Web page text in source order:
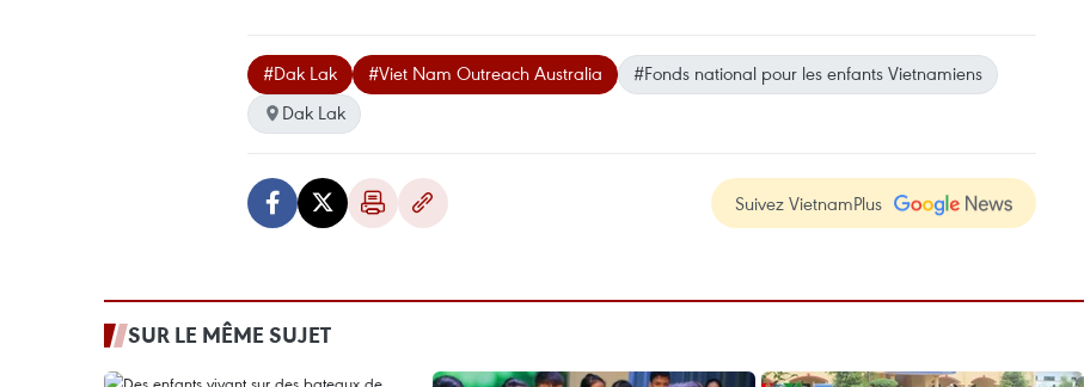
#Dak Lak #Viet Nam Outreach Australia
#Fonds national pour les enfants Vietnamiens
Dak Lak
Suivez VietnamPlus
SUR LE MÊME SUJET